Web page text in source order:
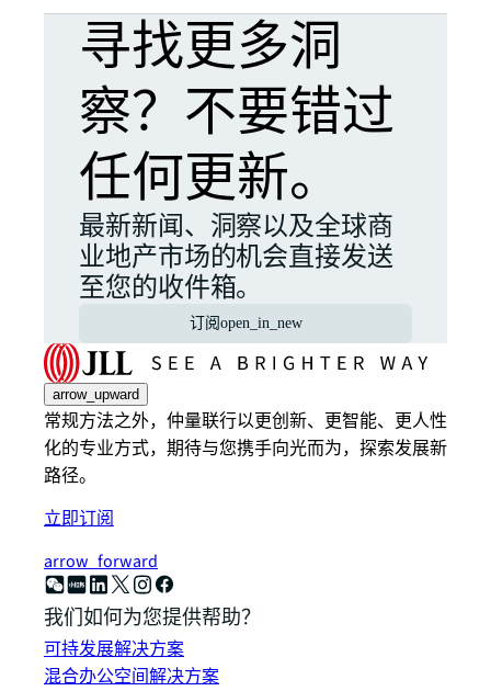
寻找更多洞
察？不要错过
任何更新。
最新新闻、洞察以及全球商
业地产市场的机会直接发送
至您的收件箱。
订阅 open_in_new
arrow_upward
常规方法之外，仲量联行以更创新、更智能、更人性
化的专业方式，期待与您携手向光而为，探索发展新
路径。
立即订阅
arrow_forward
我们如何为您提供帮助？
可持发展解决方案
混合办公空间解决方案